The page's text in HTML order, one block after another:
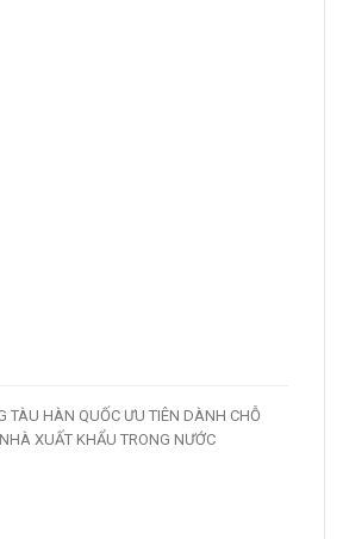
TÀU HÀN QUỐC ƯU TIÊN DÀNH CHỖ
XUẤT KHẨU TRONG NƯỚC